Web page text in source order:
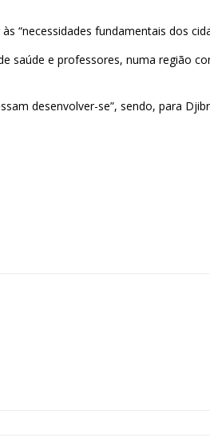
“necessidades fundamentais dos
saúde e professores, numa região
desenvolver-se”, sendo, para